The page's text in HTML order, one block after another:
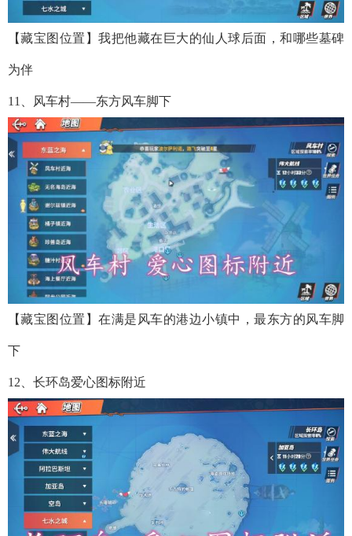
【藏宝图位置】我把他藏在巨大的仙人球后面，和哪些墓碑
为伴
11、风车村——东方风车脚下
【藏宝图位置】在满是风车的港边小镇中，最东方的风车脚
下
12、长环岛爱心图标附近